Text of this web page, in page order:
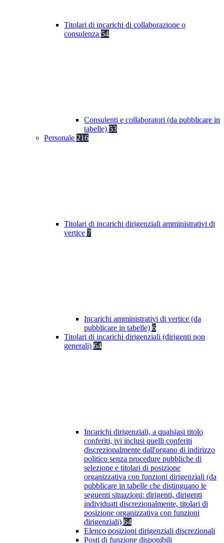
Titolari di incarichi di collaborazione o
consulenza 54
Consulenti e collaboratori (da pubblicare in
tabelle) 53
Personale 216
Titolari di incarichi dirigenziali amministrativi di
vertice 7
Incarichi amministrativi di vertice (da
pubblicare in tabelle) 6
Titolari di incarichi dirigenziali (dirigenti non
generali) 64
Incarichi dirigenziali, a qualsiasi titolo
conferiti, ivi inclusi quelli conferiti
discrezionalmente dall'organo di indirizzo
politico senza procedure pubbliche di
selezione e titolari di posizione
organizzativa con funzioni dirigenziali (da
pubblicare in tabelle che distinguano le
seguenti situazioni: dirigenti, dirigenti
individuati discrezionalmente, titolari di
posizione organizzativa con funzioni
dirigenziali) 64
Elenco posizioni dirigenziali discrezionali
Posti di funzione disponibili